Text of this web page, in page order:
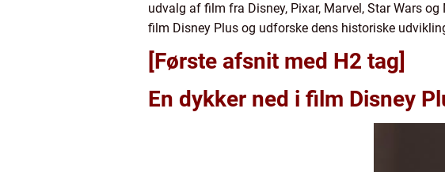
udvalg af film fra Disney, Pixar, Marvel, Star Wars
film Disney Plus og udforske dens historiske
[Første afsnit med H2 tag]
En dykker ned i film Disney